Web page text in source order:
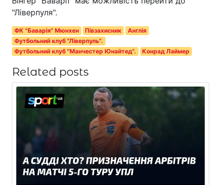
"Ліверпуля".
ФК "Баварія" Мюнхен Півзахисник
Англія
Футбольний клуб "Ліверпуль".
Футбольний клуб "Манчестер Юнайтед".
Конрад Лаймер
Related posts